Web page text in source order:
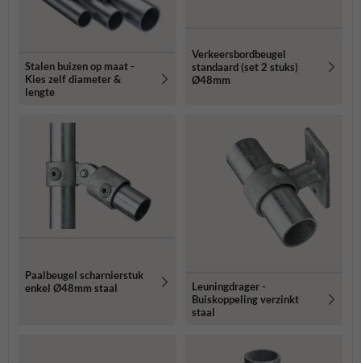
Stalen buizen op maat -
Kies zelf diameter &
lengte
Verkeersbordbeugel
standaard (set 2 stuks)
Ø48mm
Paalbeugel scharnierstuk
enkel Ø48mm staal
Leuningdrager -
Buiskoppeling verzinkt
staal